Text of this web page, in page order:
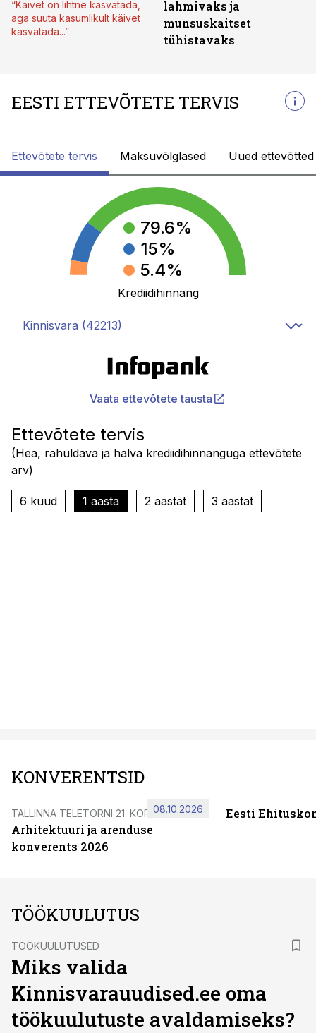
“Käivet on lihtne kasvatada,
aga suuta kasumlikult käivet
kasvatada...”
lahmivaks ja
munsuskaitset
tühistavaks
EESTI ETTEVÕTETE TERVIS
Ettevõtete tervis Maksuvõlglased Uued ettevõtted
79.6%
15%
5.4%
Krediidihinnang
Vaata ettevõtete tausta
Ettevõtete tervis
(Hea, rahuldava ja halva krediidihinnanguga ettevõtete
arv)
6 kuud 1 aasta 2 aastat 3 aastat
KONVERENTSID
TALLINNA TELETORNI 21. KORRUSEL
Arhitektuuri ja arenduse
konverents 2026
08.10.2026 Eesti
TÖÖKUULUTUS
TÖÖKUULUTUSED
Miks valida
Kinnisvarauudised.ee oma
töökuulutuste avaldamiseks?